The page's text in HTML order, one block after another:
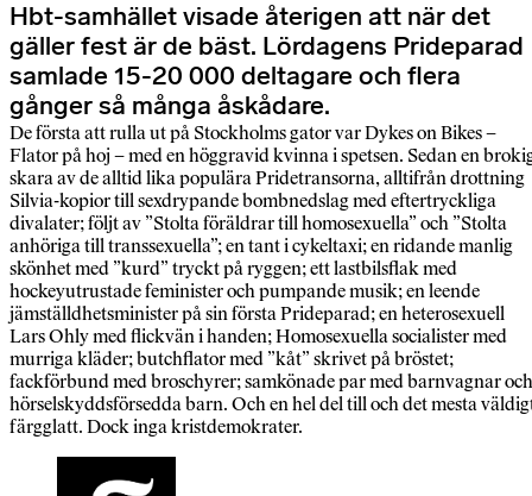
Hbt-samhället visade återigen att när det
gäller fest är de bäst. Lördagens Prideparad
samlade 15-20 000 deltagare och flera
gånger så många åskådare.
De första att rulla ut på Stockholms gator var Dykes on Bikes –
Flator på hoj – med en höggravid kvinna i spetsen. Sedan en
skara av de alltid lika populära Pridetransorna, alltifrån drottning
Silvia-kopior till sexdrypande bombnedslag med eftertryckliga
divalater; följt av ”Stolta föräldrar till homosexuella” och ”Stolta
anhöriga till transsexuella”; en tant i cykeltaxi; en ridande manlig
skönhet med ”kurd” tryckt på ryggen; ett lastbilsflak med
hockeyutrustade feminister och pumpande musik; en leende
jämställdhetsminister på sin första Prideparad; en heterosexuell
Lars Ohly med flickvän i handen; Homosexuella socialister med
murriga kläder; butchflator med ”kåt” skrivet på bröstet;
fackförbund med broschyrer; samkönade par med barnvagnar och
hörselskyddsförsedda barn. Och en hel del till och det mesta
färgglatt. Dock inga kristdemokrater.